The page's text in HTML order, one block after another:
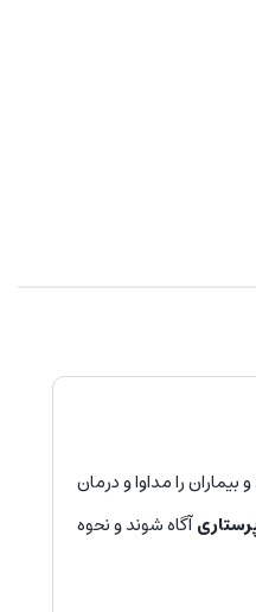
را مداوا و درمان
آگاه شوند و نحوه